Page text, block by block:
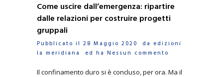
Come uscire dall’emergenza: ripartire
dalle relazioni per costruire progetti
gruppali
Pubblicato il 28 Maggio 2020 da edizioni
la meridiana
ed ha Nessun commento
Il confinamento duro si è concluso, per ora. Ma il